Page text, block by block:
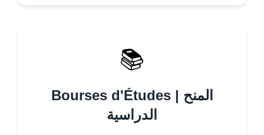
📚
Bourses d'Études | المنح
الدراسية